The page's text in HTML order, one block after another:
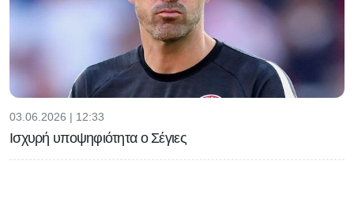
03.06.2026 | 12:33
Ισχυρή υποψηφιότητα ο Σέγιες